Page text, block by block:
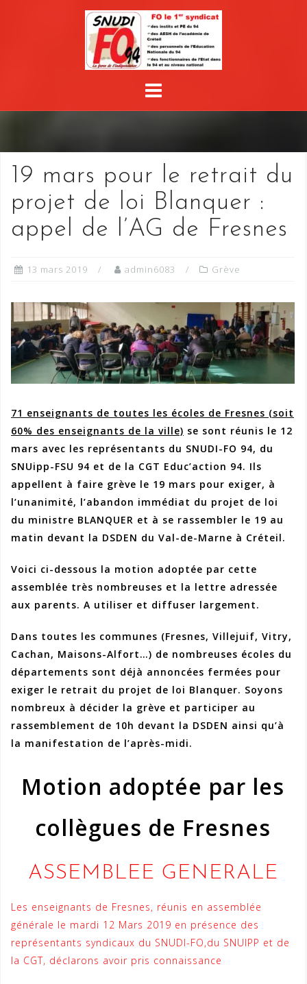
19 mars pour le retrait du
projet de loi Blanquer :
appel de l’AG de Fresnes
13 mars 2019 admin6083 Grève
71 enseignants de toutes les écoles de Fresnes (soit
60% des enseignants de la ville) se sont réunis le 12
mars avec les représentants du SNUDI-FO 94, du
SNUipp-FSU 94 et de la CGT Educ’action 94. Ils
appellent à faire grève le 19 mars pour exiger, à
l’unanimité, l’abandon immédiat du projet de loi
du ministre BLANQUER et à se rassembler le 19 au
matin devant la DSDEN du Val-de-Marne à Créteil.
Voici ci-dessous la motion adoptée par cette
assemblée très nombreuses et la lettre adressée
aux parents. A utiliser et diffuser largement.
Dans toutes les communes (Fresnes, Villejuif, Vitry,
Cachan, Maisons-Alfort…) de nombreuses écoles du
départements sont déjà annoncées fermées pour
exiger le retrait du projet de loi Blanquer. Soyons
nombreux à décider la grève et participer au
rassemblement de 10h devant la DSDEN ainsi qu’à
la manifestation de l’après-midi.
Motion adoptée par les
collègues de Fresnes
ASSEMBLEE GENERALE
Les enseignants de Fresnes, réunis en assemblée
générale le mardi 12 Mars 2019 en présence des
représentants syndicaux du SNUDI-FO,du SNUIPP et de
la CGT, déclarons avoir pris connaissance